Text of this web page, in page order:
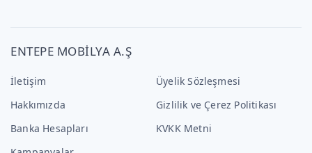
ENTEPE MOBİLYA A.Ş
İletişim
Hakkımızda
Banka Hesapları
Üyelik Sözleşmesi
Gizlilik ve Çerez Politikası
KVKK Metni